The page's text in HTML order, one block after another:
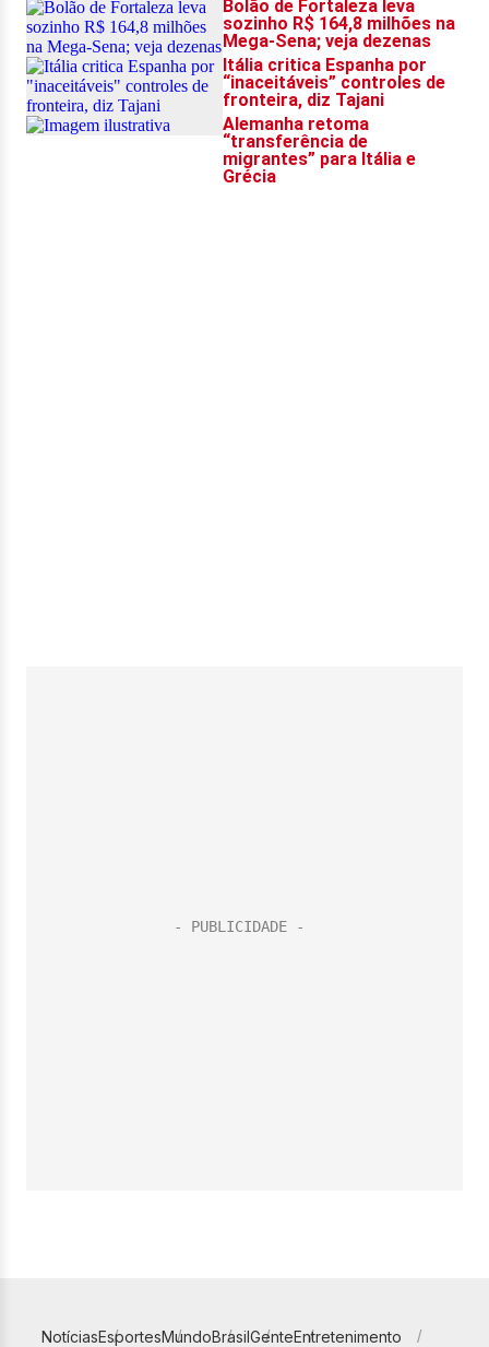
NotíciasEsportesMundoBrasilGenteEntretenimento